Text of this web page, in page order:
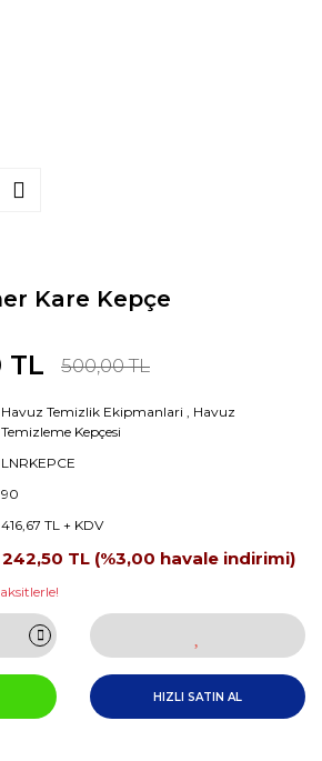
Kare Kepçe
TL 500,00 TL
Havuz Temizlik Ekipmanlari , Havuz
Temizleme Kepçesi
LNRKEPCE
90
416,67 TL + KDV
242,50 TL (%3,00 havale indirimi)
HIZLI SATIN AL